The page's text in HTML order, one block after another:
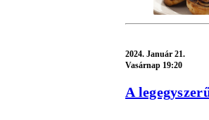
2024. Január 21.
Vasárnap 19:20
A